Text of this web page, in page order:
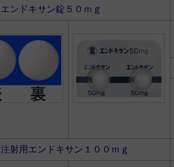
エンドキサン錠５０ｍｇ
注射用エンドキサン１００ｍｇ